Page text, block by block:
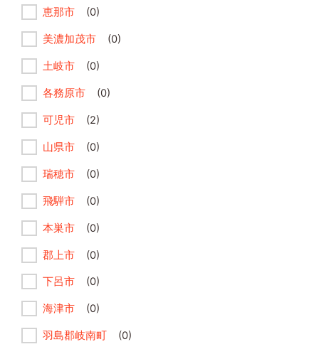
恵那市 (0)
美濃加茂市 (0)
土岐市 (0)
各務原市 (0)
可児市 (2)
山県市 (0)
瑞穂市 (0)
飛騨市 (0)
本巣市 (0)
郡上市 (0)
下呂市 (0)
海津市 (0)
羽島郡岐南町 (0)